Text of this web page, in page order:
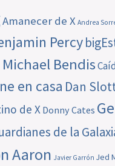
Amanecer de X Andrea
Percy
Bendis
en casa Dan
de X Donny Cates
de la
Aaron Javier Garrón Jed